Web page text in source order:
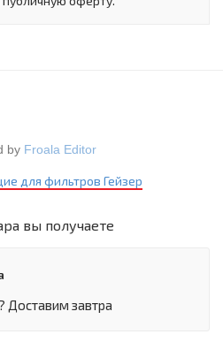
by Froala Editor
для фильтров Гейзер
вы получаете
Доставим завтра